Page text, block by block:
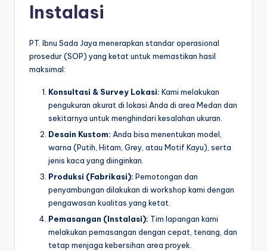
Instalasi
PT. Ibnu Sada Jaya menerapkan standar operasional
prosedur (SOP) yang ketat untuk memastikan hasil
maksimal:
Konsultasi & Survey Lokasi: Kami melakukan
pengukuran akurat di lokasi Anda di area Medan dan
sekitarnya untuk menghindari kesalahan ukuran.
Desain Kustom: Anda bisa menentukan model,
warna (Putih, Hitam, Grey, atau Motif Kayu), serta
jenis kaca yang diinginkan.
Produksi (Fabrikasi): Pemotongan dan
penyambungan dilakukan di workshop kami dengan
pengawasan kualitas yang ketat.
Pemasangan (Instalasi): Tim lapangan kami
melakukan pemasangan dengan cepat, tenang, dan
tetap menjaga kebersihan area proyek.